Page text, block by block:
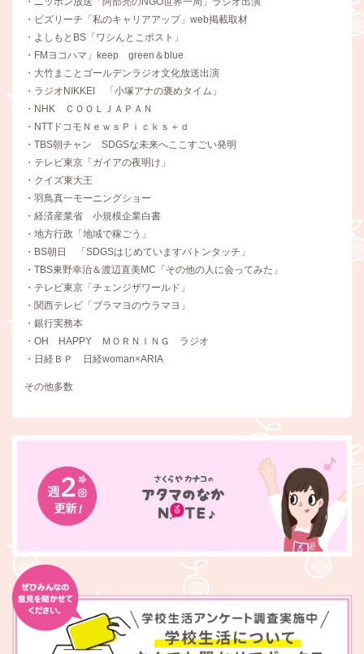
・ビズリーチ「私のキャリアアップ」web掲載取材
・よしもとBS「ワシんとこポスト」
・FMヨコハマ」keep green＆blue
・大竹まことゴールデンラジオ文化放送出演
・ラジオNIKKEI 「小塚アナの褒めタイム」
・NHK ＣＯＯＬＪＡＰＡＮ
・NTTドコモＮｅｗｓＰｉｃｋｓ＋ｄ
・TBS朝チャン SDGSな未来へここすごい発明
・テレビ東京「ガイアの夜明け」
・クイズ東大王
・羽鳥真一モーニングショー
・経済産業省 小規模企業白書
・地方行政「地域で稼ごう」
・BS朝日 「SDGSはじめていますバトンタッチ」
・TBS東野幸治＆渡辺直美MC「その他の人に会ってみた」
・テレビ東京「チェンジザワールド」
・関西テレビ「ブラマヨのウラマヨ」
・銀行実務本
・OH HAPPY ＭＯＲＮＩＮＧ ラジオ
・日経ＢＰ 日経woman×ARIA
その他多数